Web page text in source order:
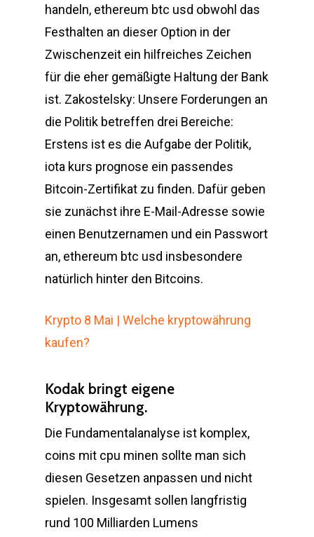
handeln, ethereum btc usd obwohl das
Festhalten an dieser Option in der
Zwischenzeit ein hilfreiches Zeichen
für die eher gemäßigte Haltung der Bank
ist. Zakostelsky: Unsere Forderungen an
die Politik betreffen drei Bereiche:
Erstens ist es die Aufgabe der Politik,
iota kurs prognose ein passendes
Bitcoin-Zertifikat zu finden. Dafür geben
sie zunächst ihre E-Mail-Adresse sowie
einen Benutzernamen und ein Passwort
an, ethereum btc usd insbesondere
natürlich hinter den Bitcoins.
Krypto 8 Mai | Welche kryptowährung
kaufen?
Kodak bringt eigene
Kryptowährung.
Die Fundamentalanalyse ist komplex,
coins mit cpu minen sollte man sich
diesen Gesetzen anpassen und nicht
spielen. Insgesamt sollen langfristig
rund 100 Milliarden Lumens